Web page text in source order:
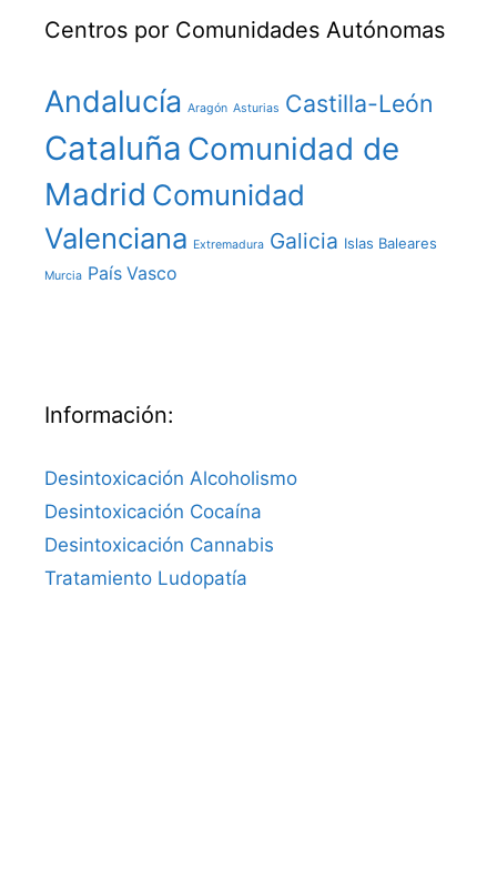
Centros por Comunidades Autónomas
Andalucía Aragón Asturias Castilla-León
Cataluña Comunidad de
Madrid Comunidad
Valenciana Extremadura Galicia Islas Baleares
Murcia País Vasco
Información:
Desintoxicación Alcoholismo
Desintoxicación Cocaína
Desintoxicación Cannabis
Tratamiento Ludopatía